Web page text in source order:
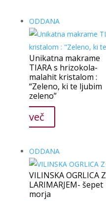
ODDANA
Unikatna makrame
TIARA s hrizokola-
malahit kristalom :
“Zeleno, ki te ljubim
zeleno”
več
ODDANA
VILINSKA OGRLICA Z
LARIMARJEM- šepet
morja